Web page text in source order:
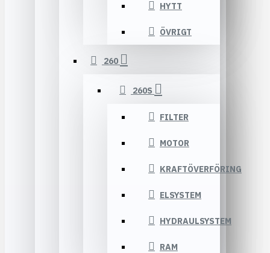
HYTT
ÖVRIGT
260
260S
FILTER
MOTOR
KRAFTÖVERFÖRING
ELSYSTEM
HYDRAULSYSTEM
RAM